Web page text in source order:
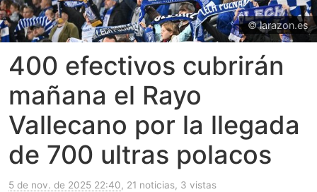
© larazon.es
400 efectivos cubrirán
mañana el Rayo
Vallecano por la llegada
de 700 ultras polacos
5 de nov. de 2025 22:40, 21 noticias, 3 vistas